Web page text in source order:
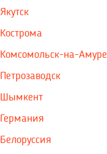
Якутск
Кострома
Комсомольск-на-Амуре
Петрозаводск
Шымкент
Германия
Белоруссия